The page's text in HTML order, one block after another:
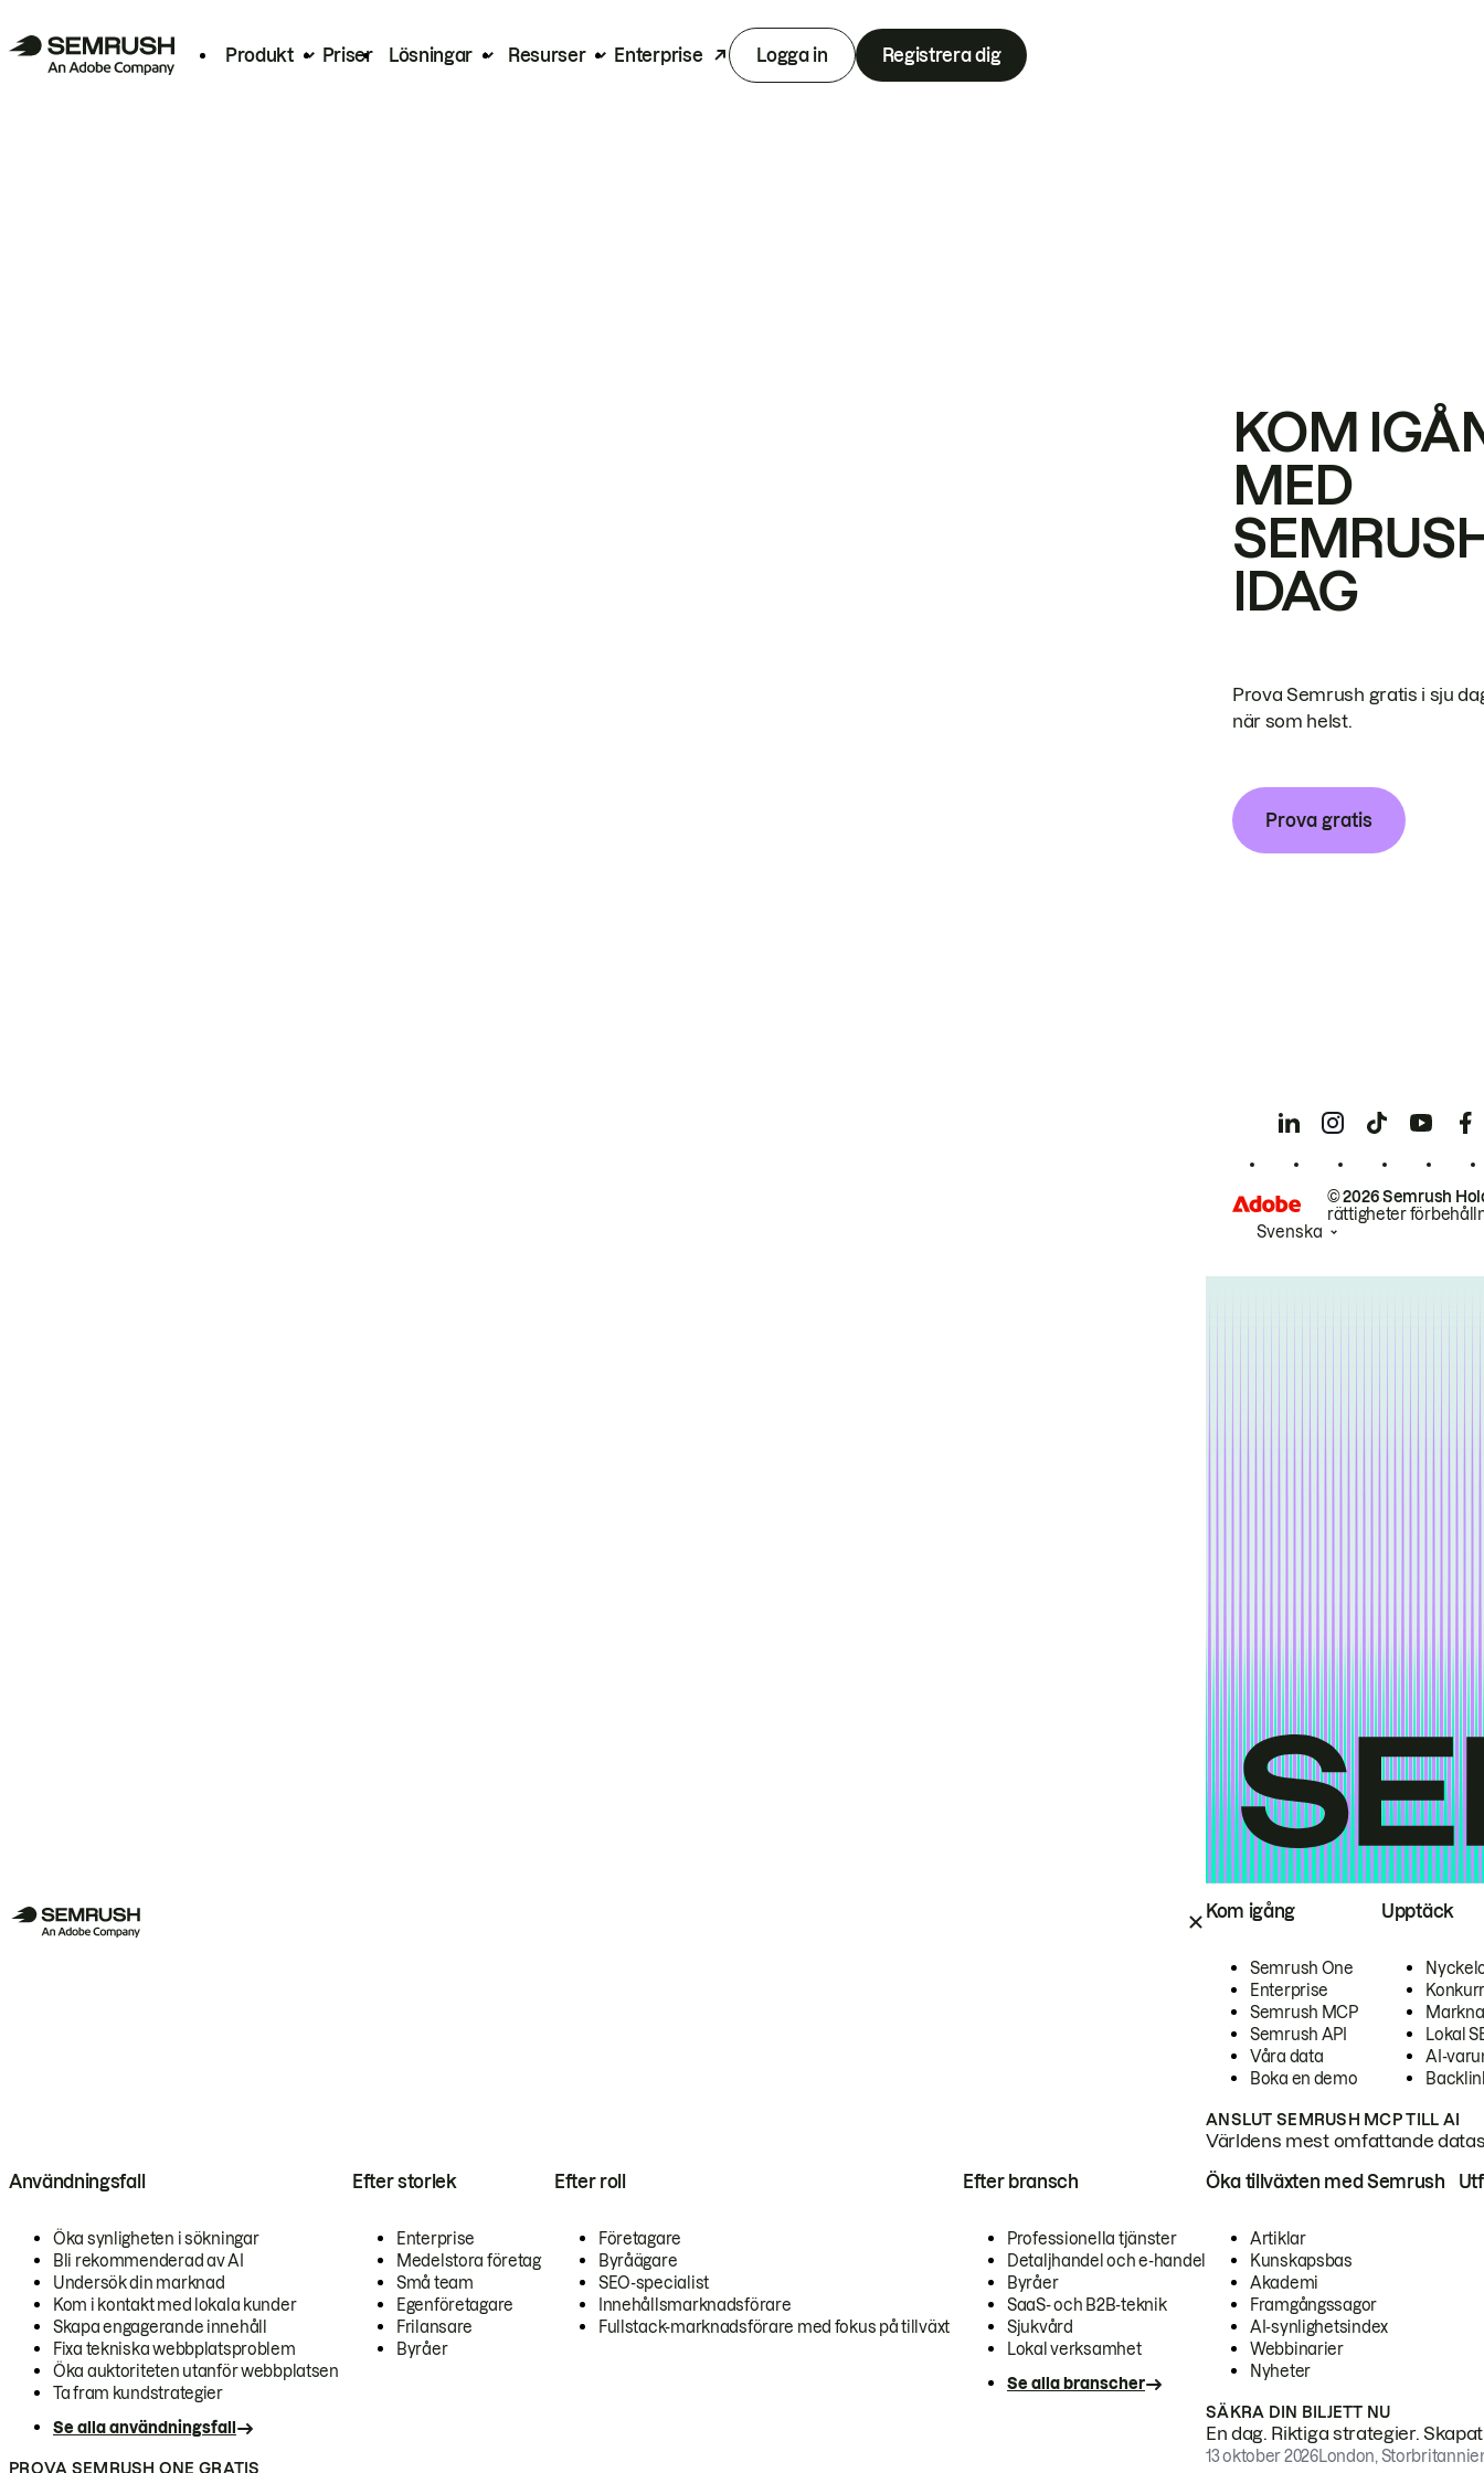
Produkt Priser Lösningar Resurser Enterprise Logga in Registrera dig
Kom igång
Semrush One
Enterprise
Semrush MCP
Semrush API
Våra data
Boka en demo
Upptäck
Lokal
AI-
ANSLUT SEMRUSH MCP TILL AI
Världens mest omfattande
Användningsfall
Öka synligheten i sökningar
Bli rekommenderad av AI
Undersök din marknad
Kom i kontakt med lokala kunder
Skapa engagerande innehåll
Fixa tekniska webbplatsproblem
Öka auktoriteten utanför webbplatsen
Ta fram kundstrategier
Se alla användningsfall
Efter storlek
Enterprise
Medelstora företag
Små team
Egenföretagare
Frilansare
Byråer
Efter roll
Företagare
Byråägare
SEO-specialist
Innehållsmarknadsförare
Fullstack-marknadsförare med fokus på tillväxt
Efter bransch
Professionella tjänster
Detaljhandel och e-handel
Byråer
SaaS- och B2B-teknik
Sjukvård
Lokal verksamhet
Se alla branscher
PROVA SEMRUSH ONE GRATIS
Öka tillväxten med Semrush
Artiklar
Kunskapsbas
Akademi
Framgångssagor
AI-synlighetsindex
Webbinarier
Nyheter
SÄKRA DIN BILJETT NU
En dag. Riktiga strategier.
13 oktober 2026London,
KOM
MED
IDAG
Prova Semrush gratis i sju
när som helst.
Prova gratis
© 2026 Semrush
rättigheter
Svenska